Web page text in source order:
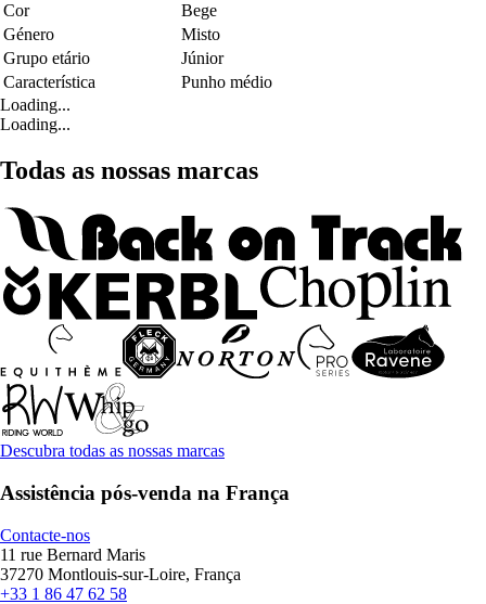
Cor
Bege
Género
Misto
Grupo etário
Júnior
Característica
Punho médio
Loading...
Loading...
Todas as nossas marcas
Descubra todas as nossas marcas
Assistência pós-venda na França
Contacte-nos
11 rue Bernard Maris
37270 Montlouis-sur-Loire, França
+33 1 86 47 62 58